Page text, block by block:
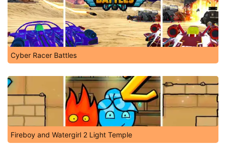
Cyber Racer Battles
Fireboy and Watergirl 2 Light Temple